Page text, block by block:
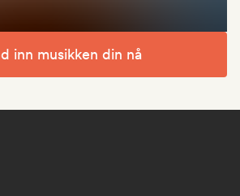
inn musikken din nå